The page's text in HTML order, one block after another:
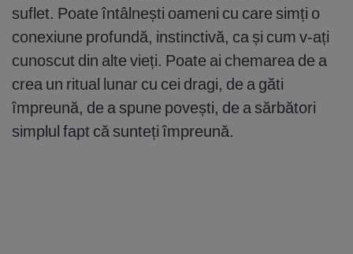
suflet. Poate întâlnești oameni cu care simți o
conexiune profundă, instinctivă, ca și cum v-ați
cunoscut din alte vieți. Poate ai chemarea de a
crea un ritual lunar cu cei dragi, de a găti
împreună, de a spune povești, de a sărbători
simplul fapt că sunteți împreună.